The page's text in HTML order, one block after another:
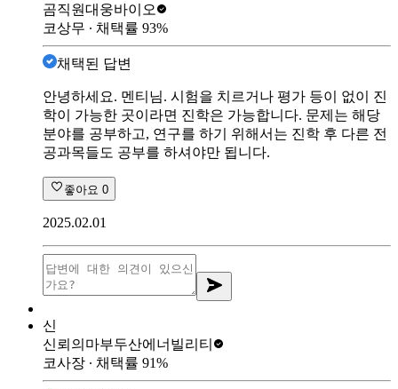
곰직원대웅바이오
코상무 ∙ 채택률 93%
채택된 답변
안녕하세요. 멘티님. 시험을 치르거나 평가 등이 없이 진
학이 가능한 곳이라면 진학은 가능합니다. 문제는 해당
분야를 공부하고, 연구를 하기 위해서는 진학 후 다른 전
공과목들도 공부를 하셔야만 됩니다.
좋아요 0
2025.02.01
신
신뢰의마부두산에너빌리티
코사장 ∙ 채택률 91%